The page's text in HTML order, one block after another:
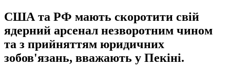
США та РФ мають скоротити свій
ядерний арсенал незворотним чином
та з прийняттям юридичних
зобов'язань, вважають у Пекіні.